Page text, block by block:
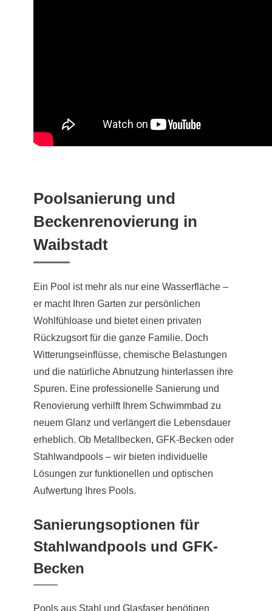
Poolsanierung und
Beckenrenovierung in
Waibstadt
Ein Pool ist mehr als nur eine Wasserfläche –
er macht Ihren Garten zur persönlichen
Wohlfühloase und bietet einen privaten
Rückzugsort für die ganze Familie. Doch
Witterungseinflüsse, chemische Belastungen
und die natürliche Abnutzung hinterlassen ihre
Spuren. Eine professionelle Sanierung und
Renovierung verhilft Ihrem Schwimmbad zu
neuem Glanz und verlängert die Lebensdauer
erheblich. Ob Metallbecken, GFK-Becken oder
Stahlwandpools – wir bieten individuelle
Lösungen zur funktionellen und optischen
Aufwertung Ihres Pools.
Sanierungsoptionen für
Stahlwandpools und GFK-
Becken
Pools aus Stahl und Glasfaser benötigen